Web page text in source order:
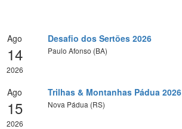
Ago
14
2026
Desafio dos Sertões 2026
Paulo Afonso (BA)
Ago
15
2026
Trilhas & Montanhas Pádua 2026
Nova Pádua (RS)